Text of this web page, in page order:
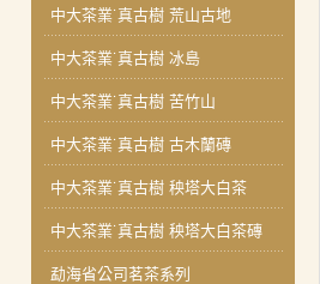
中大茶業˙真古樹 荒山古地
中大茶業˙真古樹 冰島
中大茶業˙真古樹 苦竹山
中大茶業˙真古樹 古木蘭磚
中大茶業˙真古樹 秧塔大白茶
中大茶業˙真古樹 秧塔大白茶磚
勐海省公司茗茶系列